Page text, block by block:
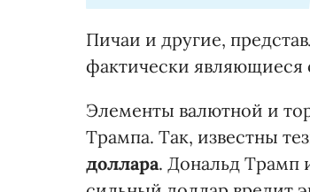
Пичаи и другие,
фактически являющиеся
Элементы валютной и
Трампа. Так, известны
доллара. Дональд Трамп